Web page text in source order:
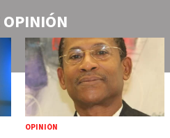
OPINIÓN
OPINIÓN